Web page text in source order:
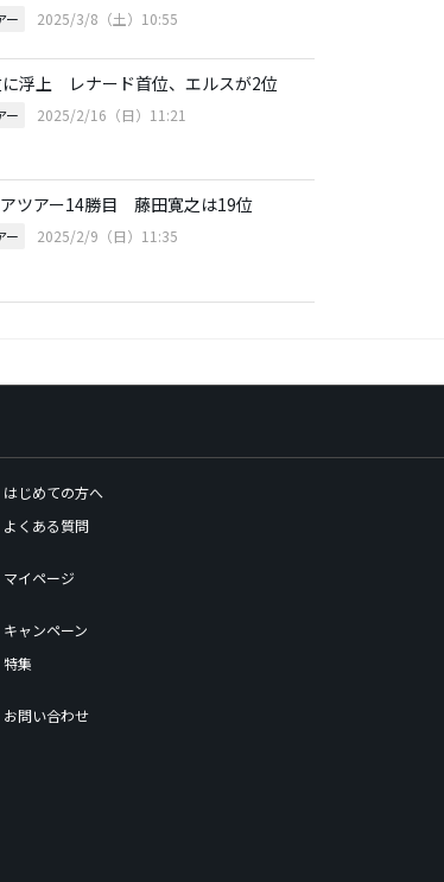
ー 2025/3/8（土）10:55
浮上 レナード首位、エルスが2位
ー 2025/2/16（日）11:21
ツアー14勝目 藤田寛之は19位
ー 2025/2/9（日）11:35
はじめての方へ
よくある質問
マイページ
キャンペーン
特集
お問い合わせ